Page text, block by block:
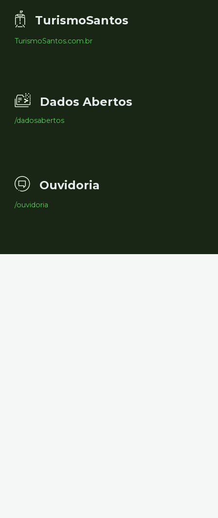
TurismoSantos
TurismoSantos.com.br
Dados Abertos
/dadosabertos
Ouvidoria
/ouvidoria